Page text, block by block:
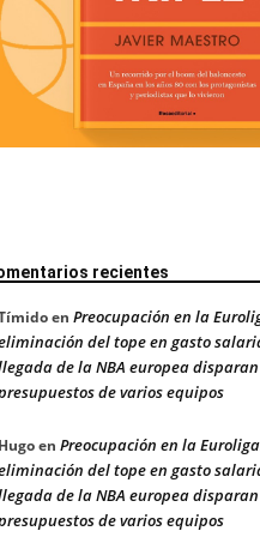
recientes
en Preocupación en la
del tope en gasto
de la NBA europea
de varios equipos
en Preocupación en la
del tope en gasto
de la NBA europea
de varios equipos